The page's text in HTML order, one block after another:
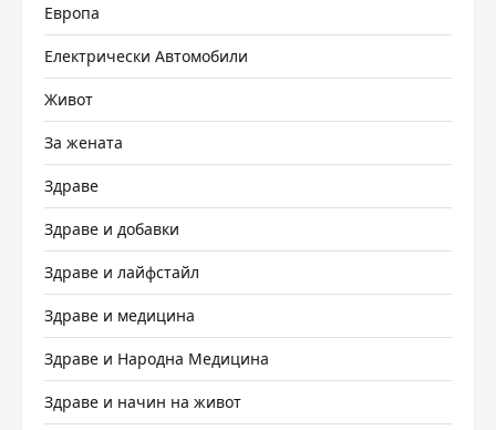
Европа
Електрически Автомобили
Живот
За жената
Здраве
Здраве и добавки
Здраве и лайфстайл
Здраве и медицина
Здраве и Народна Медицина
Здраве и начин на живот